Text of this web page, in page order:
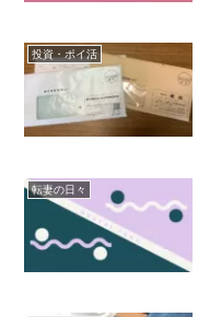
投資・ポイ活
転妻の日々